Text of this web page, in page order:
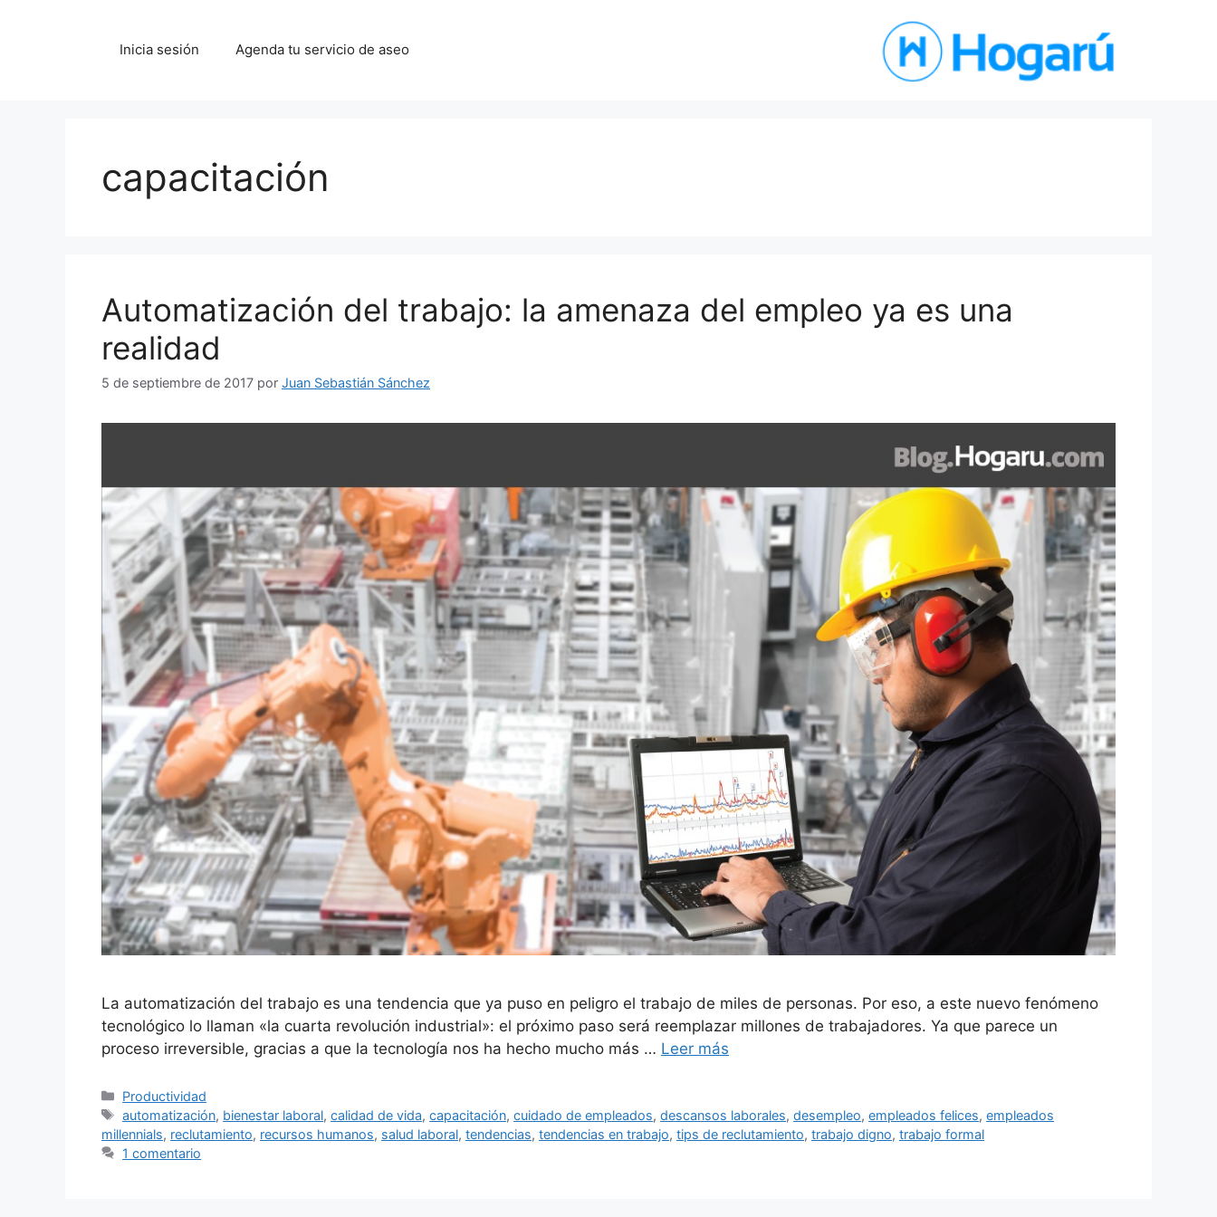
Inicia sesión Agenda tu servicio de aseo
capacitación
Automatización del trabajo: la amenaza del empleo ya es una
realidad
5 de septiembre de 2017 por Juan Sebastián Sánchez
La automatización del trabajo es una tendencia que ya puso en peligro el trabajo de miles de personas. Por eso, a este nuevo fenómeno
tecnológico lo llaman «la cuarta revolución industrial»: el próximo paso será reemplazar millones de trabajadores. Ya que parece un
proceso irreversible, gracias a que la tecnología nos ha hecho mucho más … Leer más
Categorías
Productividad
Etiquetas
automatización, bienestar laboral,calidad de vida,capacitación,cuidado de empleados,descansos laborales,desempleo,empleados felices,empleados
millennials, reclutamiento, recursos humanos, salud laboral, tendencias, tendencias en trabajo, tips de reclutamiento, trabajo digno, trabajo formal
1 comentario